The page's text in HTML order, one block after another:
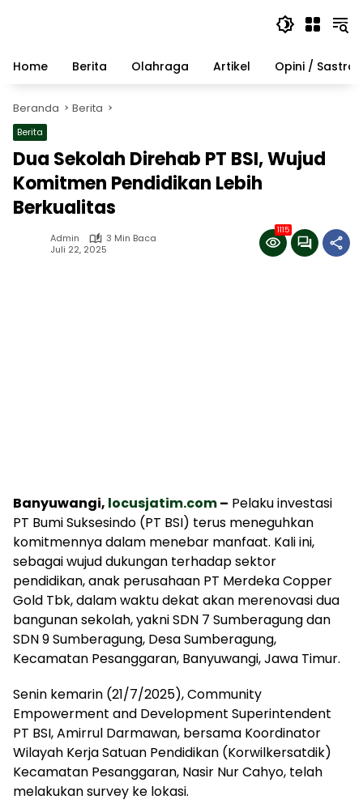
Home
Berita Olahraga Artikel Opini / Sastra
Beranda Berita
Berita
Dua Sekolah Direhab PT BSI, Wujud
Komitmen Pendidikan Lebih
Berkualitas
Admin
3 Min Baca
Juli 22, 2025
1115
Banyuwangi, locusjatim.com– Pelaku investasi
PT Bumi Suksesindo (PT BSI) terus meneguhkan
komitmennya dalam menebar manfaat. Kali ini,
sebagai wujud dukungan terhadap sektor
pendidikan, anak perusahaan PT Merdeka Copper
Gold Tbk, dalam waktu dekat akan merenovasi dua
bangunan sekolah, yakni SDN 7 Sumberagung dan
SDN 9 Sumberagung, Desa Sumberagung,
Kecamatan Pesanggaran, Banyuwangi, Jawa Timur.
Senin kemarin (21/7/2025), Community
Empowerment and Development Superintendent
PT BSI, Amirrul Darmawan, bersama Koordinator
Wilayah Kerja Satuan Pendidikan (Korwilkersatdik)
Kecamatan Pesanggaran, Nasir Nur Cahyo, telah
melakukan survey ke lokasi.